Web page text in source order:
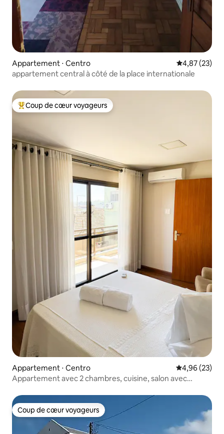
Appartement ⋅ Centro Évaluation
4,87 (23)
appartement central à côté de la place internationale
Coups de cœur voyageurs les plus appréciés
Coup de cœur voyageurs
Appartement ⋅ Centro Évaluation
4,96 (23)
Appartement avec 2 chambres, cuisine, salon avec
Coup de cœur voyageurs
Coup de cœur voyageurs